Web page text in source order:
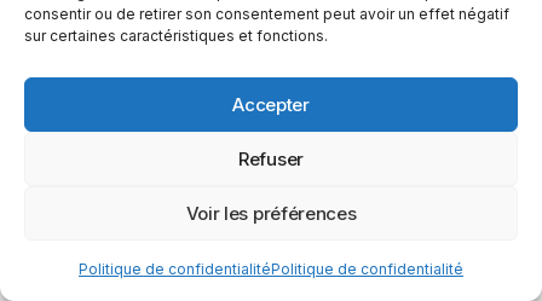
consentir ou de retirer son consentement peut avoir un effet négatif
sur certaines caractéristiques et fonctions.
Accepter
Refuser
Voir les préférences
Politique de confidentialitéPolitique de confidentialité
La télévision fête ses 100 ans : un siècle
d’innovations dans votre salon
La télévision fête ses 100 ans, le 26 janvier
1926, John Logie Baird réalisait la première
démonstration…
Maxence Rose